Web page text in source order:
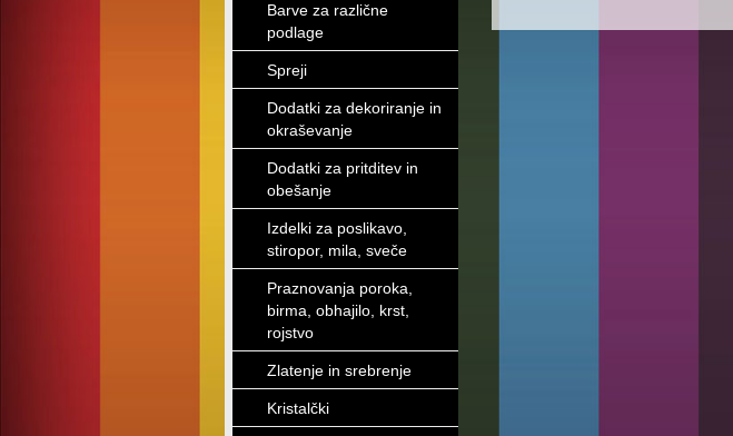
Barve za različne
podlage
Spreji
Dodatki za dekoriranje in
okraševanje
Dodatki za pritditev in
obešanje
Izdelki za poslikavo,
stiropor, mila, sveče
Praznovanja poroka,
birma, obhajilo, krst,
rojstvo
Zlatenje in srebrenje
Kristalčki